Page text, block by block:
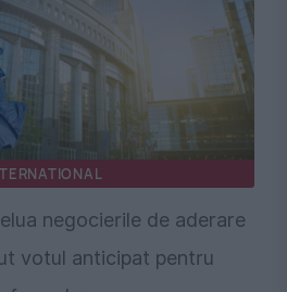
negocierile de aderare
votul anticipat pentru